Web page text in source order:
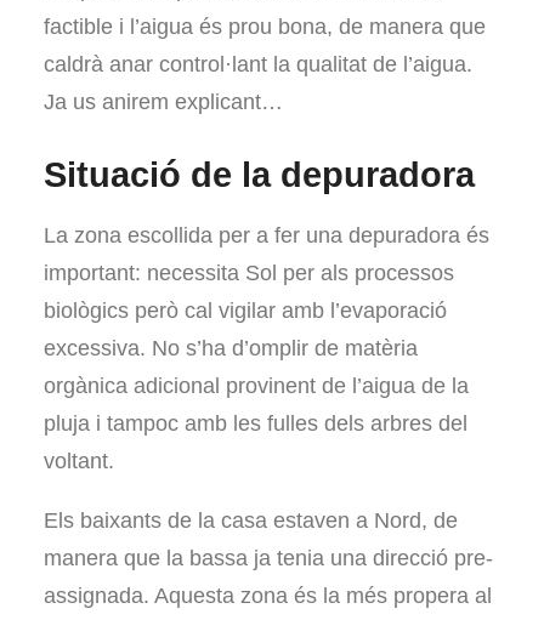
factible i l’aigua és prou bona, de manera que
caldrà anar control·lant la qualitat de l’aigua.
Ja us anirem explicant…
Situació de la depuradora
La zona escollida per a fer una depuradora és
important: necessita Sol per als processos
biològics però cal vigilar amb l’evaporació
excessiva. No s’ha d’omplir de matèria
orgànica adicional provinent de l’aigua de la
pluja i tampoc amb les fulles dels arbres del
voltant.
Els baixants de la casa estaven a Nord, de
manera que la bassa ja tenia una direcció pre-
assignada. Aquesta zona és la més propera al